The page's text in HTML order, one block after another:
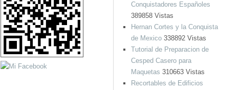
Conquistadores Españoles
389858 Vistas
Hernan Cortes y la Conquista
de Mexico338892 Vistas
Tutorial de Preparacion de
Cesped Casero para
Maquetas 310663 Vistas
Recortables de Edificios